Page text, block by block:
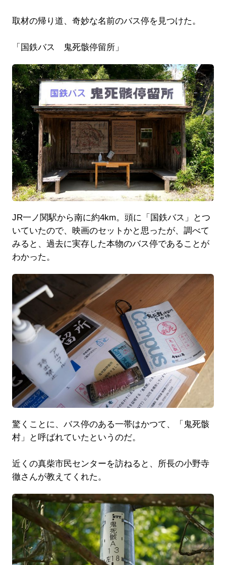
取材の帰り道、奇妙な名前のバス停を見つけた。
「国鉄バス 鬼死骸停留所」
JR一ノ関駅から南に約4km。頭に「国鉄バス」とつ
いていたので、映画のセットかと思ったが、調べて
みると、過去に実存した本物のバス停であることが
わかった。
驚くことに、バス停のある一帯はかつて、「鬼死骸
村」と呼ばれていたというのだ。
近くの真柴市民センターを訪ねると、所長の小野寺
徹さんが教えてくれた。